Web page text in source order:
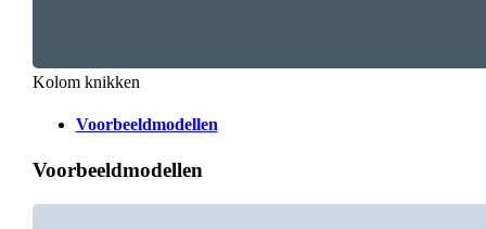
Kolom knikken
Voorbeeldmodellen
Voorbeeldmodellen